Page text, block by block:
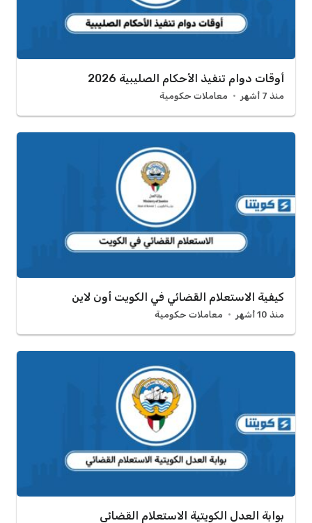
أوقات دوام تنفيذ الأحكام الصليبية 2026
منذ 7 أشهر معاملات حكومية
كيفية الاستعلام القضائي في الكويت أون لاين
منذ 10 أشهر معاملات حكومية
بوابة العدل الكويتية الاستعلام القضائي